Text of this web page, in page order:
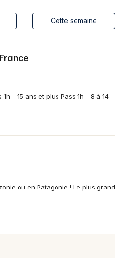
Cette semaine
- 15 ans et plus Pass 1h - 8 à 14
ou en Patagonie ! Le plus grand